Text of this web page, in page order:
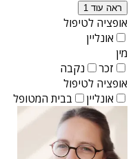
ראה עוד 1
אופציה לטיפול
אונליין
מין
זכר
נקבה
אופציה לטיפול
אונליין
בבית המטופל